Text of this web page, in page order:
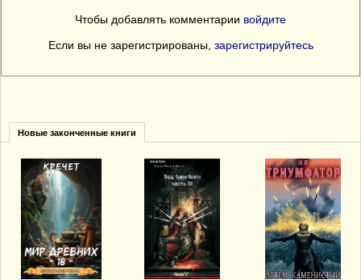
Чтобы добавлять комментарии войдите
Если вы не зарегистрированы, зарегистрируйтесь
Новые законченные книги